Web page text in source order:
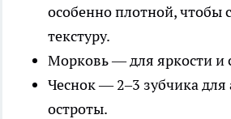
особенно плотной, чтобы
текстуру.
Морковь — для яркости и
Чеснок — 2–3 зубчика для
остроты.